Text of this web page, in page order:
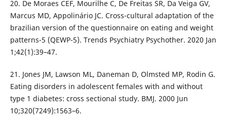
20. De Moraes CEF, Mourilhe C, De Freitas SR, Da Veiga GV,
Marcus MD, Appolinário JC. Cross-cultural adaptation of the
brazilian version of the questionnaire on eating and weight
patterns-5 (QEWP-5). Trends Psychiatry Psychother. 2020 Jan
1;42(1):39–47.
21. Jones JM, Lawson ML, Daneman D, Olmsted MP, Rodin G.
Eating disorders in adolescent females with and without
type 1 diabetes: cross sectional study. BMJ. 2000 Jun
10;320(7249):1563–6.